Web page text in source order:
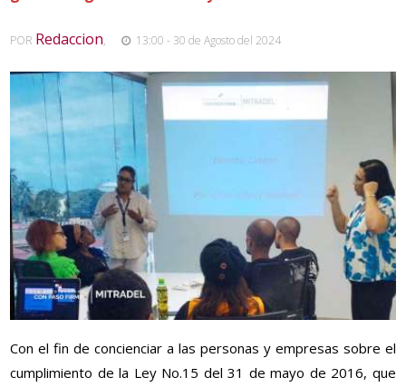
POR Redaccion, 13:00 - 30 de Agosto del 2024
Con el fin de concienciar a las personas y empresas sobre el
cumplimiento de la Ley No.15 del 31 de mayo de 2016, que